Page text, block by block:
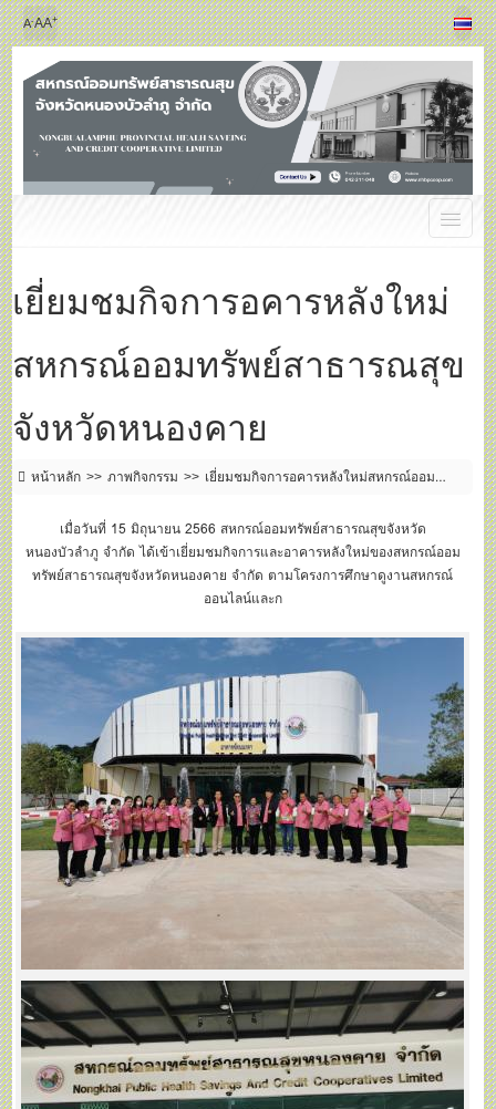
A-AA+
เยี่ยมชมกิจการอคารหลังใหม่
สหกรณ์ออมทรัพย์สาธารณสุข
จังหวัดหนองคาย
หน้าหลัก ภาพกิจกรรม
เยี่ยมชมกิจการอคารหลังใหม่สหกรณ์ออม
เมื่อวันที่ 15 มิถุนายน 2566 สหกรณ์ออมทรัพย์สาธารณสุขจังหวัด
หนองบัวลำภู จำกัด ได้เข้าเยี่ยมชมกิจการและอาคารหลังใหม่ของสหกรณ์ออม
ทรัพย์สาธารณสุขจังหวัดหนองคาย จำกัด ตามโครงการศึกษาดูงานสหกรณ์
ออนไลน์และก